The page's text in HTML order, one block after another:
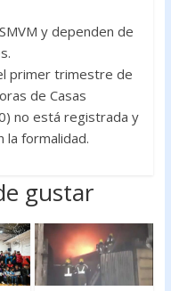
y dependen de
primer trimestre de
de Casas
no está registrada y
la formalidad.
gustar